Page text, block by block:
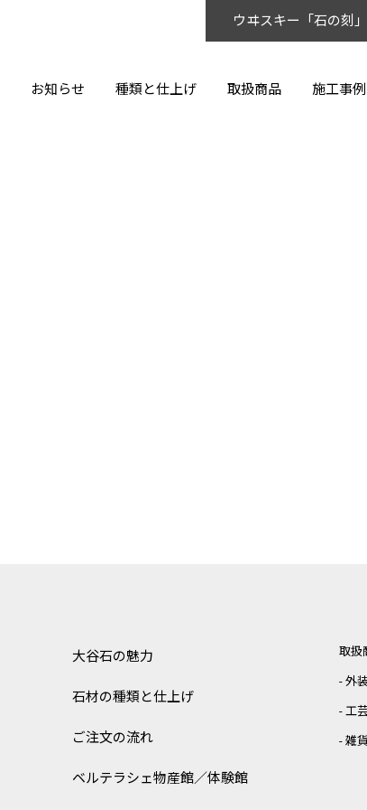
お知らせ 種類と仕上げ 取扱商品 施工事例
ウヰスキー「石の刻」
大谷石の魅力
石材の種類と仕上げ
ご注文の流れ
ベルテラシェ物産館／体験館
取扱
外
工
雑